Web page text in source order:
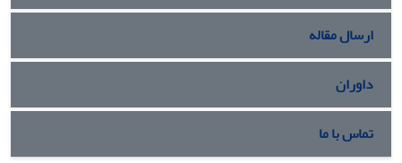
ارسال مقاله
داوران
تماس با ما